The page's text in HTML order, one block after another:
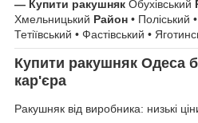
— Купити ракушняк Обухівський
Хмельницький Район • Поліський
Тетіївський • Фастівський •
Купити ракушняк Одеса
кар'єра
Ракушняк від виробника: низькі